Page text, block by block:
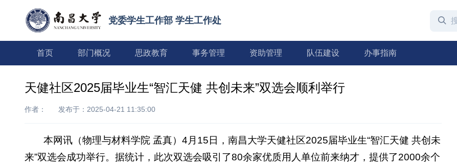
党委学生工作部 学生工作处
首页 部门概况 思政教育 事务管理 资助管理 队伍建设 办事指南
天健社区2025届毕业生“智汇天健 共创未来”双选会顺利举行
作者： 发布于：2025-04-21 11:35:00
本网讯（物理与材料学院 孟真）4月15日，南昌大学天健社区2025届毕业生“智汇天健 共创未
来”双选会成功举行。据统计，此次双选会吸引了80余家优质用人单位前来纳才，提供了2000余个